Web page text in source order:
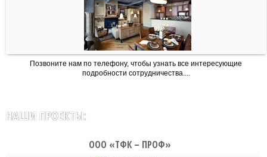
Позвоните нам по телефону, чтобы узнать все интересующие
подробности сотрудничества....
НАШИ ПРОЕКТЫ:
ООО «ТФК – ПРОФ»